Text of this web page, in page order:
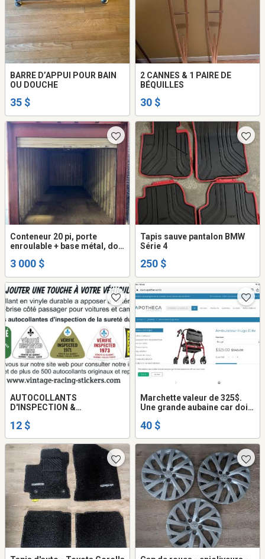
BARRE D’APPUI POUR BAIN
OU DOUCHE
35 $
2 CANNES & 1 PAIRE DE
BÉQUILLES
30 $
Conteneur 20 pi, porte
enroulable + base métal, doit
3 000 $
Tapis sauve pantalon BMW
Série 4
250 $
AUTOCOLLANTS
D'INSPECTION &
12 $
Marchette valeur de 325$.
Une grande aubaine car doit
40 $